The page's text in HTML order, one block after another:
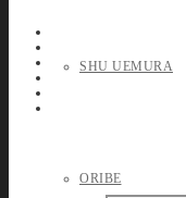
SHU UEMURA
ORIBE